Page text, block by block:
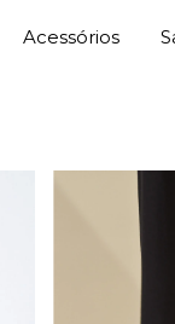
Acessórios